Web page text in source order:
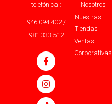
telefónica :
946 094 402 /
981 333 512
Nosotros
Nuestras
Tiendas
Ventas
Corporativas